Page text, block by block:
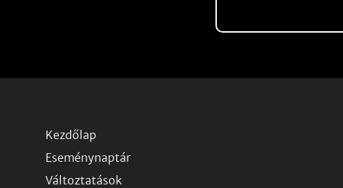
Kezdőlap
Eseménynaptár
Változtatások